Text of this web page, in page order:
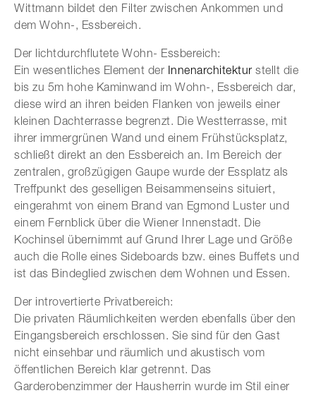
Wittmann bildet den Filter zwischen Ankommen und
dem Wohn-, Essbereich.
Der lichtdurchflutete Wohn- Essbereich:
Ein wesentliches Element der Innenarchitektur stellt die
bis zu 5m hohe Kaminwand im Wohn-, Essbereich dar,
diese wird an ihren beiden Flanken von jeweils einer
kleinen Dachterrasse begrenzt. Die Westterrasse, mit
ihrer immergrünen Wand und einem Frühstücksplatz,
schließt direkt an den Essbereich an. Im Bereich der
zentralen, großzügigen Gaupe wurde der Essplatz als
Treffpunkt des geselligen Beisammenseins situiert,
eingerahmt von einem Brand van Egmond Luster und
einem Fernblick über die Wiener Innenstadt. Die
Kochinsel übernimmt auf Grund Ihrer Lage und Größe
auch die Rolle eines Sideboards bzw. eines Buffets und
ist das Bindeglied zwischen dem Wohnen und Essen.
Der introvertierte Privatbereich:
Die privaten Räumlichkeiten werden ebenfalls über den
Eingangsbereich erschlossen. Sie sind für den Gast
nicht einsehbar und räumlich und akustisch vom
öffentlichen Bereich klar getrennt. Das
Garderobenzimmer der Hausherrin wurde im Stil einer